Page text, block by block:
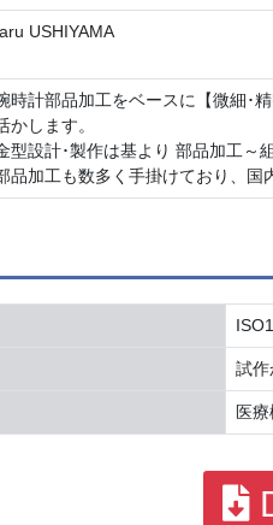
USHIYAMA
時計部品加工をベースに【微細･
します。
型設計･製作は基より 部品加工～
品加工も数多く手掛けており、国
試作
医